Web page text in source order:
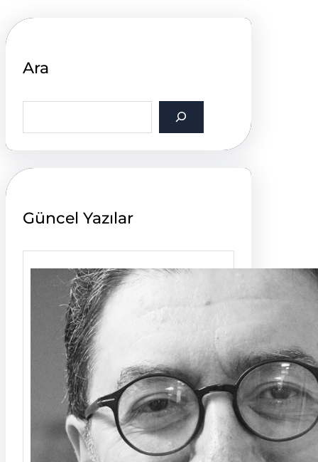
Ara
a
h
Güncel Yazılar